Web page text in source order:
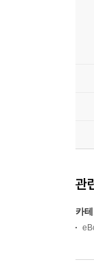
관
카